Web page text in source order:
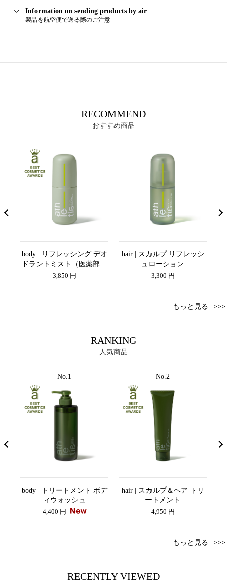
Information on sending products by air
製品を航空便で送る際のご注意
RECOMMEND
おすすめ商品
body | リフレッシング デオ
ドラントミスト（医薬部外
品）
3,850 円
hair | スカルプ リフレッシ
ュローション
3,300 円
もっと見る
RANKING
人気商品
No.1
body | トリートメント ボデ
ィウォッシュ
4,400 円
No.2
hair | スカルプ＆ヘア トリ
ートメント
4,950 円
もっと見る
RECENTLY VIEWED